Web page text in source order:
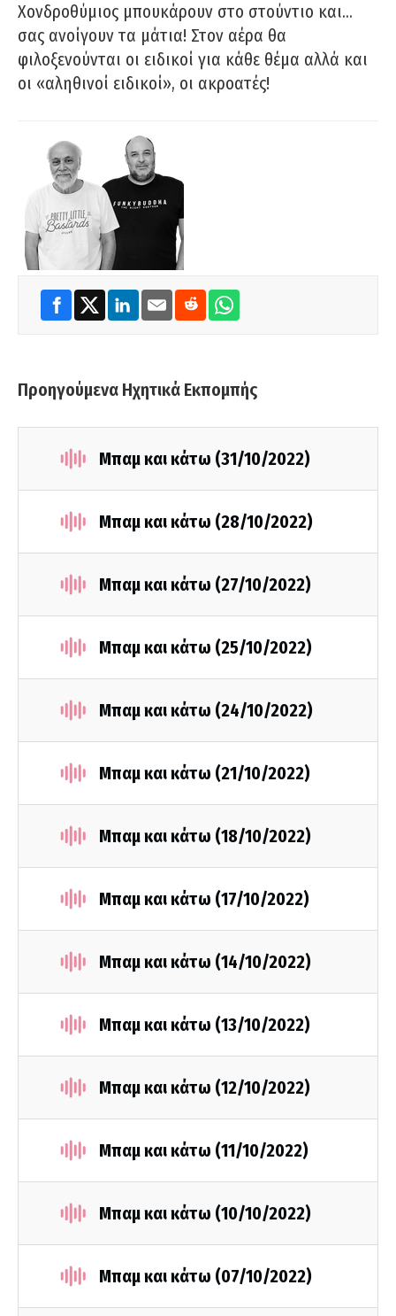
Χονδροθύμιος μπουκάρουν στο στούντιο και…
σας ανοίγουν τα μάτια! Στον αέρα θα
φιλοξενούνται οι ειδικοί για κάθε θέμα αλλά και
οι «αληθινοί ειδικοί», οι ακροατές!
Προηγούμενα Ηχητικά Εκπομπής
Μπαμ και κάτω (31/10/2022)
Μπαμ και κάτω (28/10/2022)
Μπαμ και κάτω (27/10/2022)
Μπαμ και κάτω (25/10/2022)
Μπαμ και κάτω (24/10/2022)
Μπαμ και κάτω (21/10/2022)
Μπαμ και κάτω (18/10/2022)
Μπαμ και κάτω (17/10/2022)
Μπαμ και κάτω (14/10/2022)
Μπαμ και κάτω (13/10/2022)
Μπαμ και κάτω (12/10/2022)
Μπαμ και κάτω (11/10/2022)
Μπαμ και κάτω (10/10/2022)
Μπαμ και κάτω (07/10/2022)